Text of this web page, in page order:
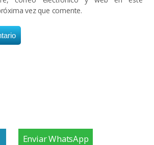
vez que comente.
Enviar WhatsApp